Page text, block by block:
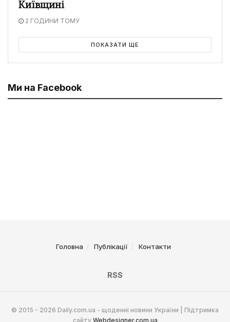
Київщині
2 ГОДИНИ ТОМУ
ПОКАЗАТИ ЩЕ
Ми на Facebook
Головна Публікації Контакти
RSS
© 2015 - 2026 Daily.com.ua - щоденні новини України | Підтримка
сайту Webdesigner.com.ua